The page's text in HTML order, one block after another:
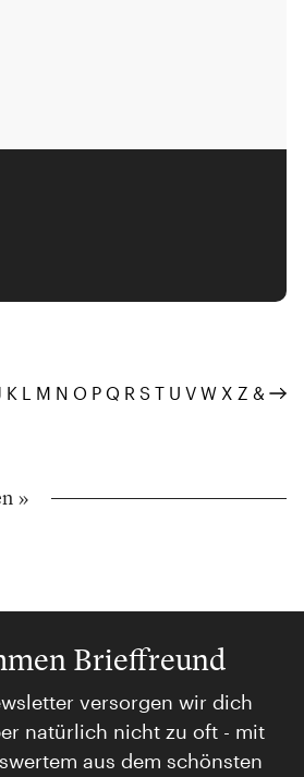
K L M N O P Q R S T U V W X Z &
»
Brieffreund
versorgen wir dich
natürlich nicht zu oft - mit
aus dem schönsten